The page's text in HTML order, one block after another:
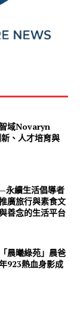
域Novaryn
、人才培育與
永續生活倡導者
廣旅行與素食文
善念的生活平台
晨曦綠苑」晨爸
923熱血身影成